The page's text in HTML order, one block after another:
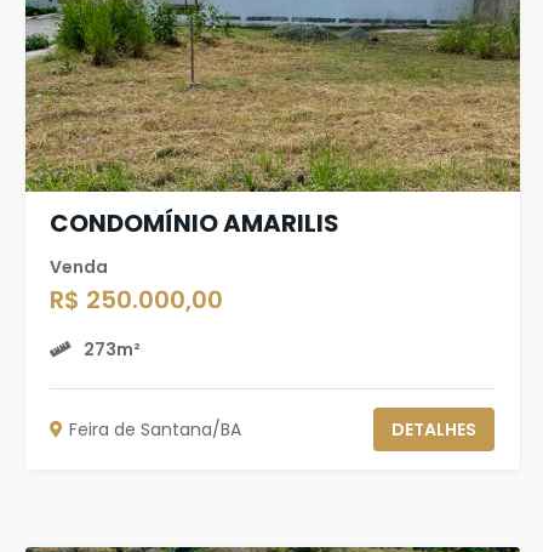
CONDOMÍNIO AMARILIS
Venda
R$ 250.000,00
273m²
Feira de Santana/BA DETALHES